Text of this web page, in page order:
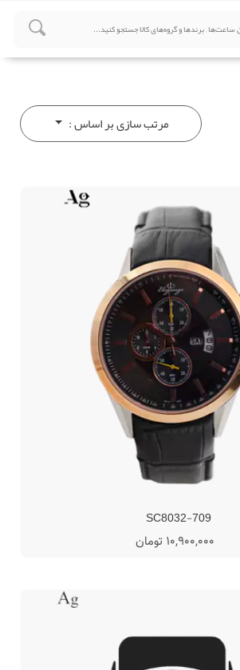
مرتب سازی بر اساس :
SC8032-709
10,900,000 تومان